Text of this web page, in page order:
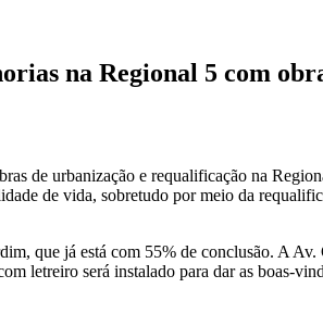
na Regional 5 com
de urbanização e requalificação na
de vida, sobretudo por meio da
que já está com 55% de conclusão. A
letreiro será instalado para dar as boas-